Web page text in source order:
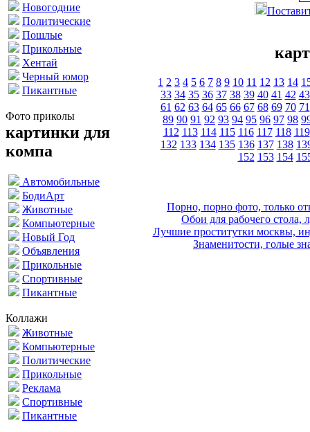
Новогодние
Политические
Пошлые
Прикольные
Хентай
Черный юмор
Пикантные
Фото приколы
картинки для
компа
Автомобильные
БодиАрт
Животные
Компьютерные
Новый Год
Объявления
Прикольные
Спортивные
Пикантные
Коллажи
Животные
Компьютерные
Политические
Прикольные
Реклама
Спортивные
Пикантные
1 2 3 4 5 6 7 8 9 10 11 12 13 14
33 34 35 36 37 38 39 40 41 42 43
61 62 63 64 65 66 67 68 69 70 71
89 90 91 92 93 94 95 96 97 98
112 113 114 115 116 117 118 119
132 133 134 135 136 137 138
152 153 154
Порно, порно фото, только
Обои для рабочего стола,
Лучшие проститутки москвы,
Знаменитости, голые